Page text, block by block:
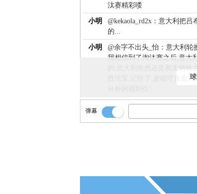
汰赛精彩喽
小明
@kekaola_rd2x：意大利把
的...
小明
@余字不出头_怡：意大利
我相信到了淘汰赛之后,意大
的,意大利依然还是那支钢铁
胜法宝,记住了,是稳守反击,
【GIF】晋级16强！爱尔兰
小明
@煎饼果子克一套：小明后
弹幕